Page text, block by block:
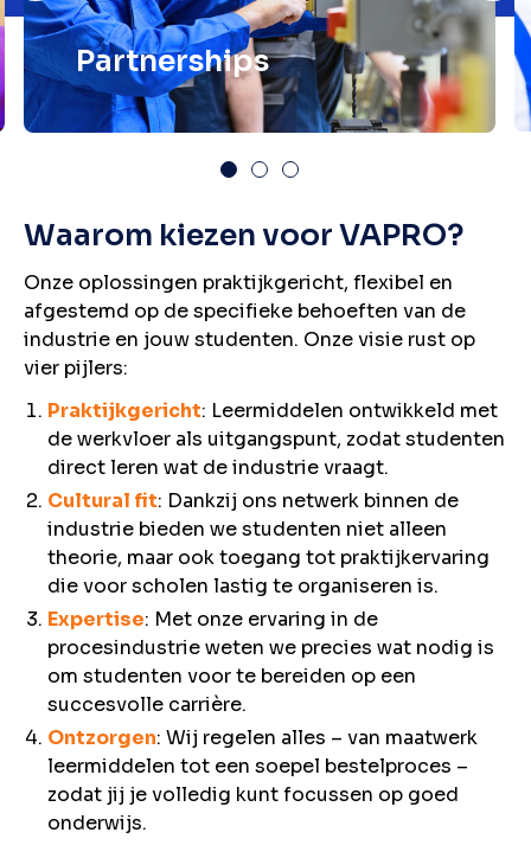
Partnerships
Waarom kiezen voor VAPRO?
Onze oplossingen praktijkgericht, flexibel en
afgestemd op de specifieke behoeften van de
industrie en jouw studenten. Onze visie rust op
vier pijlers:
Praktijkgericht: Leermiddelen ontwikkeld met
de werkvloer als uitgangspunt, zodat studenten
direct leren wat de industrie vraagt.
Cultural fit: Dankzij ons netwerk binnen de
industrie bieden we studenten niet alleen
theorie, maar ook toegang tot praktijkervaring
die voor scholen lastig te organiseren is.
Expertise: Met onze ervaring in de
procesindustrie weten we precies wat nodig is
om studenten voor te bereiden op een
succesvolle carrière.
Ontzorgen: Wij regelen alles – van maatwerk
leermiddelen tot een soepel bestelproces –
zodat jij je volledig kunt focussen op goed
onderwijs.